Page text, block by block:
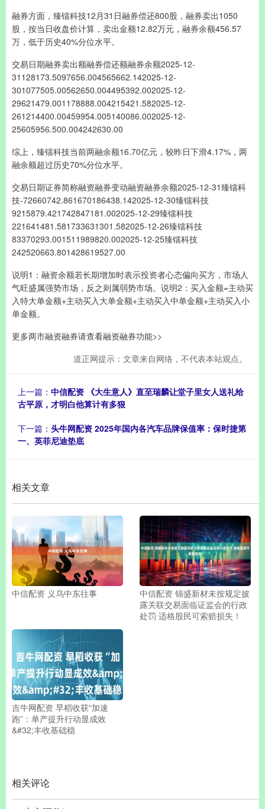
融券方面，臻镭科技12月31日融券偿还800股，融券卖出1050
股，按当日收盘价计算，卖出金额12.82万元，融券余额456.57
万，低于历史40%分位水平。
交易日期融券卖出额融券偿还额融券余额2025-12-
31128173.5097656.004565662.142025-12-
301077505.00562650.004495392.002025-12-
29621479.001178888.004215421.582025-12-
261214400.00459954.005140086.002025-12-
25605956.500.004242630.00
综上，臻镭科技当前两融余额16.70亿元，较昨日下滑4.17%，两
融余额超过历史70%分位水平。
交易日期证券简称融资融券变动融资融券余额2025-12-31臻镭科
技-72660742.861670186438.142025-12-30臻镭科技
9215879.421742847181.002025-12-29臻镭科技
221641481.581733631301.582025-12-26臻镭科技
83370293.001511989820.002025-12-25臻镭科技
242520663.801428619527.00
说明1：融资余额若长期增加时表示投资者心态偏向买方，市场人
气旺盛属强势市场，反之则属弱势市场。说明2：买入金额=主动买
入特大单金额+主动买入大单金额+主动买入中单金额+主动买入小
单金额。
更多两市融资融券请查看融资融券功能>>
道正网提示：文章来自网络，不代表本站观点。
上一篇： 中信配资 《大生意人》直至瑞麟让堂子里女人送礼给
古平原，才明白他算计有多狠
下一篇： 头牛网配资 2025年国内各汽车品牌保值率：保时捷第
一、英菲尼迪垫底
相关文章
中信配资 义乌中东往事
中信配资 锦盛新材未按规定披
露关联交易面临证监会的行政
处罚 适格股民可索赔损失！
吉牛网配资 早稻收获“加速
跑”：单产提升行动显成效
&#32;丰收基础稳
相关评论